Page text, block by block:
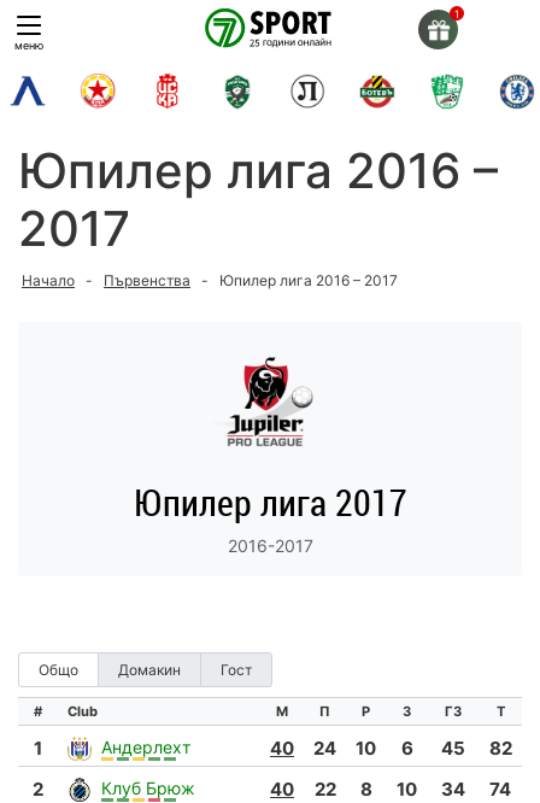
Skip
to
content
меню
Юпилер лига 2016 –
2017
Начало - Първенства - Юпилер лига 2016 – 2017
Юпилер лига 2017
2016-2017
Общо Домакин Гост
# Club М П Р З ГЗ Т
1 Андерлехт 40 24 10 6 45
82
2
Клуб Брюж 40 22 8 10 34
74